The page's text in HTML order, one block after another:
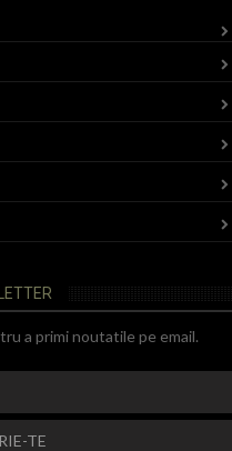
a primi noutatile pe email.